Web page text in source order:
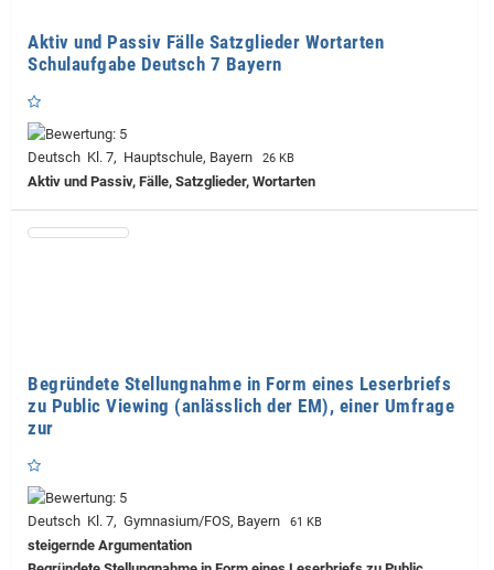
Aktiv und Passiv Fälle Satzglieder Wortarten
Schulaufgabe Deutsch 7 Bayern
Deutsch Kl. 7, Hauptschule, Bayern 26 KB
Aktiv und Passiv, Fälle, Satzglieder, Wortarten
Begründete Stellungnahme in Form eines Leserbriefs
zu Public Viewing (anlässlich der EM), einer Umfrage
zur
Deutsch Kl. 7, Gymnasium/FOS, Bayern 61 KB
steigernde Argumentation